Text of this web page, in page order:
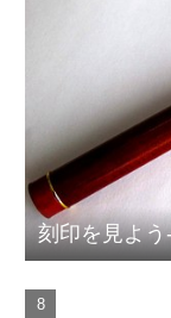
刻印を見よ